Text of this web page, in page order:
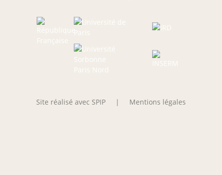
Site réalisé avec SPIP | Mentions légales